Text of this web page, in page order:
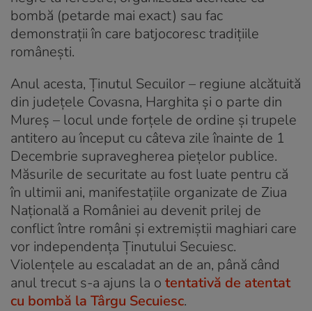
bombă (petarde mai exact) sau fac
demonstrații în care batjocoresc tradițiile
românești.
Anul acesta, Ținutul Secuilor – regiune alcătuită
din județele Covasna, Harghita și o parte din
Mureș – locul unde forțele de ordine și trupele
antitero au început cu câteva zile înainte de 1
Decembrie supravegherea piețelor publice.
Măsurile de securitate au fost luate pentru că
în ultimii ani, manifestațiile organizate de Ziua
Națională a României au devenit prilej de
conflict între români și extremiștii maghiari care
vor independența Ținutului Secuiesc.
Violențele au escaladat an de an, până când
anul trecut s-a ajuns la o tentativă de atentat
cu bombă la Târgu Secuiesc.